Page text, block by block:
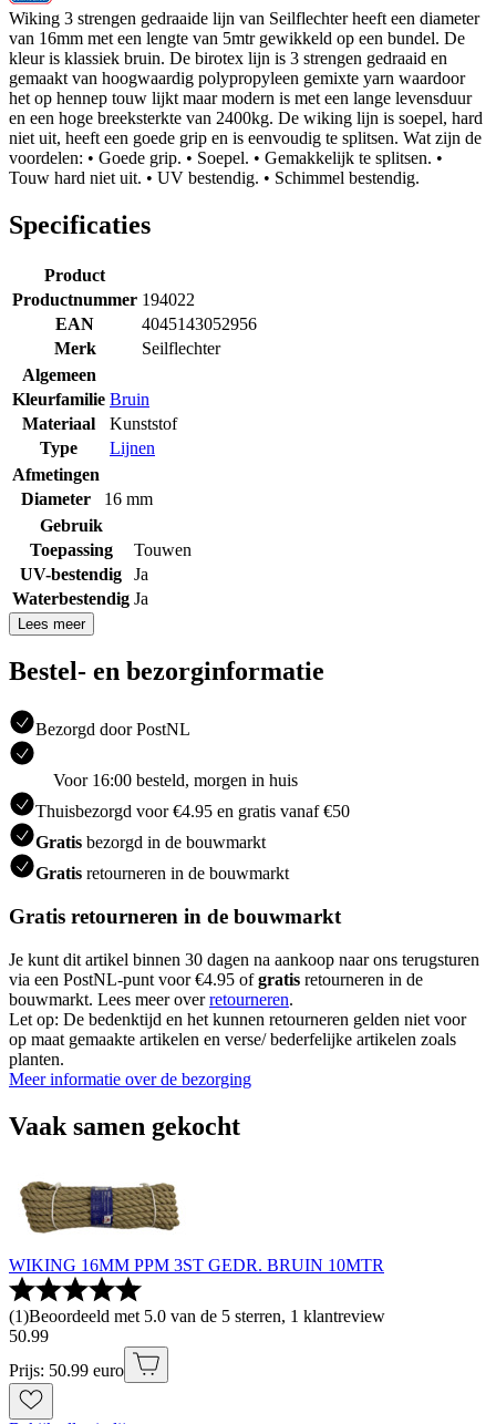
Wiking 3 strengen gedraaide lijn van Seilflechter heeft een diameter
van 16mm met een lengte van 5mtr gewikkeld op een bundel. De
kleur is klassiek bruin. De birotex lijn is 3 strengen gedraaid en
gemaakt van hoogwaardig polypropyleen gemixte yarn waardoor
het op hennep touw lijkt maar modern is met een lange levensduur
en een hoge breeksterkte van 2400kg. De wiking lijn is soepel, hard
niet uit, heeft een goede grip en is eenvoudig te splitsen. Wat zijn de
voordelen: • Goede grip. • Soepel. • Gemakkelijk te splitsen. •
Touw hard niet uit. • UV bestendig. • Schimmel bestendig.
Specificaties
Product
Productnummer 194022
EAN
4045143052956
Merk
Seilflechter
Algemeen
Kleurfamilie Bruin
Materiaal
Kunststof
Type
Lijnen
Afmetingen
Diameter
16 mm
Gebruik
Toepassing
Touwen
UV-bestendig
Ja
Waterbestendig Ja
Lees meer
Bestel- en bezorginformatie
Bezorgd door PostNL
Voor 16:00 besteld, morgen in huis
Thuisbezorgd voor €4.95 en gratis vanaf €50
Gratis bezorgd in de bouwmarkt
Gratis retourneren in de bouwmarkt
Gratis retourneren in de bouwmarkt
Je kunt dit artikel binnen 30 dagen na aankoop naar ons terugsturen
via een PostNL-punt voor €4.95 ofgratis retourneren in de
bouwmarkt. Lees meer overretourneren.
Let op: De bedenktijd en het kunnen retourneren gelden niet voor
op maat gemaakte artikelen en verse/ bederfelijke artikelen zoals
planten.
Meer informatie over de bezorging
Vaak samen gekocht
WIKING 16MM PPM 3ST GEDR. BRUIN 10MTR
(1)Beoordeeld met 5.0 van de 5 sterren, 1 klantreview
50.99
Prijs: 50.99 euro